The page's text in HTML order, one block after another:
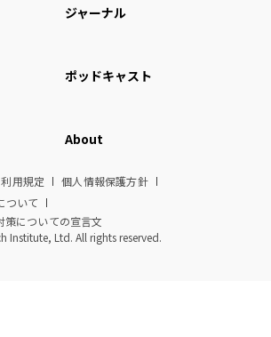
ジャーナル
ポッドキャスト
About
用規定
個人情報保護方針
ついて
策についての宣言文
Institute, Ltd. All rights reserved.